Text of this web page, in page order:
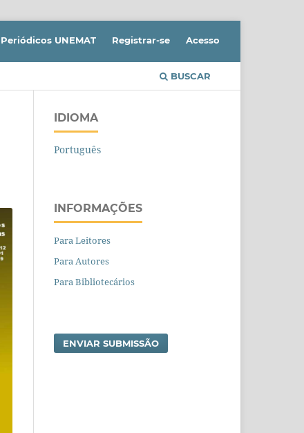
BUSCAR
Periódicos UNEMAT Registrar-se Acesso
IDIOMA
Português
INFORMAÇÕES
Para Leitores
Para Autores
Para Bibliotecários
ENVIAR SUBMISSÃO